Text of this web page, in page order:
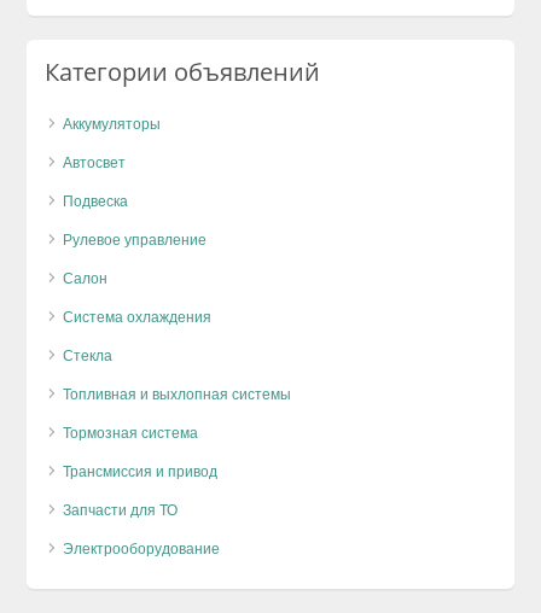
Категории объявлений
Аккумуляторы
Автосвет
Подвеска
Рулевое управление
Салон
Система охлаждения
Стекла
Топливная и выхлопная системы
Тормозная система
Трансмиссия и привод
Запчасти для ТО
Электрооборудование